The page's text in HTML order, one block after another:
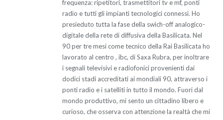
frequenza: ripetitori, trasmettitori tv e mf, ponti
radio e tutti gli impianti tecnologici connessi. Ho
presieduto tutta la fase della swich-off analogico-
digitale della rete di diffusiva della Basilicata. Nel
90 per tre mesi come tecnico della Rai Basilicata ho
lavorato al centro , ibc, di Saxa Rubra, per inoltrare
i segnali televisivi e radiofonici provenienti dai
dodici stadi accreditati ai mondiali 90, attraverso i
ponti radio e i satelliti in tutto il mondo. Fuori dal
mondo produttivo, mi sento un cittadino libero e
curioso, che osserva con attenzione la realtà che mi